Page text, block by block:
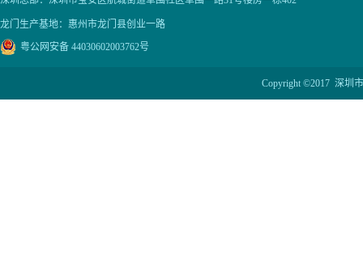
龙门生产基地：惠州市龙门县创业一路
粤公网安备 44030602003762号
Copyright ©2017 深圳